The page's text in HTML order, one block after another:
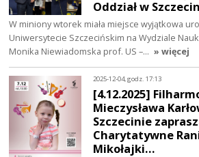
Oddział w
W miniony wtorek miała miejsce wyjątkowa
Uniwersytecie Szczecińskim na Wydziale
Monika Niewiadomska prof. US –… » więcej
2025-12-04, godz. 17:13
[4.12.2025]
Mieczysława
Szczecinie
Charytatywne
Mikołajki…